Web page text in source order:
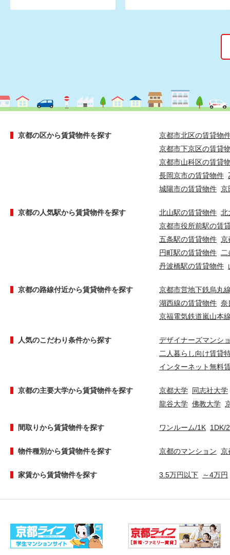
京都の区から賃貸物件を探す
京都市北区の賃貸物
京都市下京区の賃貸
京都市山科区の賃貸
長岡京市の賃貸物件
城陽市の賃貸物件 京
京都の人気駅から賃貸物件を探す 北山駅の賃貸物件 北
京都市役所前駅の賃
五条駅の賃貸物件 京
円町駅の賃貸物件
丹波橋駅の賃貸物件
京都の路線付近から賃貸物件を探す
京都市営地下鉄烏丸
湖西線の賃貸物件 奈
京福電気鉄道嵐山本
人気のこだわり条件から探す
デザイナーズマンシ
二人暮らし向け賃貸
インターネット無料
京都の主要大学から賃貸物件を探す 京都大学 同志社大学
龍谷大学 佛教大学
間取りから賃貸物件を探す ワンルーム/1K 1DK/
物件種別から賃貸物件を探す 京都のマンション 京
家賃から賃貸物件を探す 3.5万円以下 ～4万円